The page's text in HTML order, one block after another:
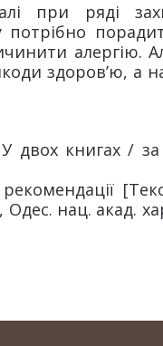
при ряді
алергію.
здоров’ю, а
двох книгах /
нац. акад.